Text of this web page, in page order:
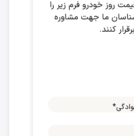
روز خودرو فرم زیر را
ما جهت مشاوره
کنند.
*